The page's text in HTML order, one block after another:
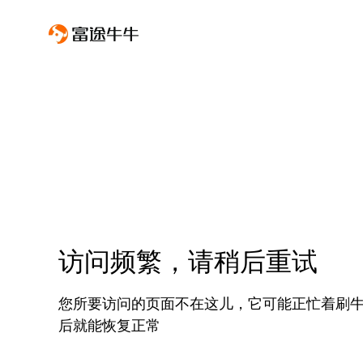
访问频繁，请稍后重试
您所要访问的页面不在这儿，它可能正忙着刷
后就能恢复正常